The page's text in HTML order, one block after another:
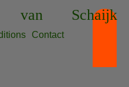
van Schaijk
Contact